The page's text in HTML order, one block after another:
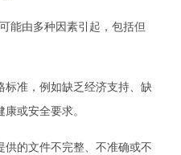
能由多种因素引起，包括但
标准，例如缺乏经济支持、缺
或安全要求。
供的文件不完整、不准确或不